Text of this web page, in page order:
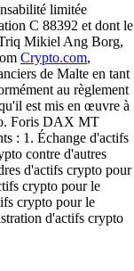
limitée
C 88392 et dont le
Mikiel Ang Borg,
Crypto.com,
de Malte en tant
au règlement
est mis en œuvre à
Foris DAX MT
: 1. Échange d'actifs
contre d'autres
d'actifs crypto pour
crypto pour le
crypto pour le
d'actifs crypto